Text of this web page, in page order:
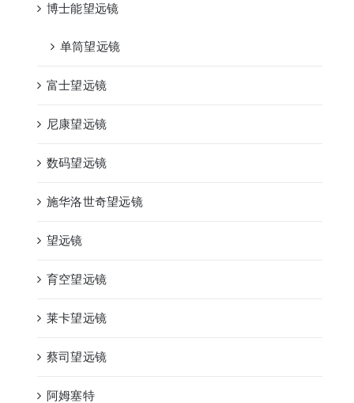
博士能望远镜
单筒望远镜
富士望远镜
尼康望远镜
数码望远镜
施华洛世奇望远镜
望远镜
育空望远镜
莱卡望远镜
蔡司望远镜
阿姆塞特